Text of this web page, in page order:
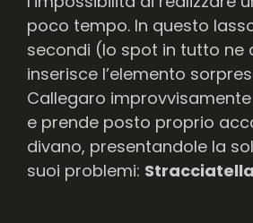
poco tempo. In questo
secondi (lo spot in tutto ne
inserisce l’elemento
Callegaro
e prende posto proprio
divano, presentandole la
suoi problemi: